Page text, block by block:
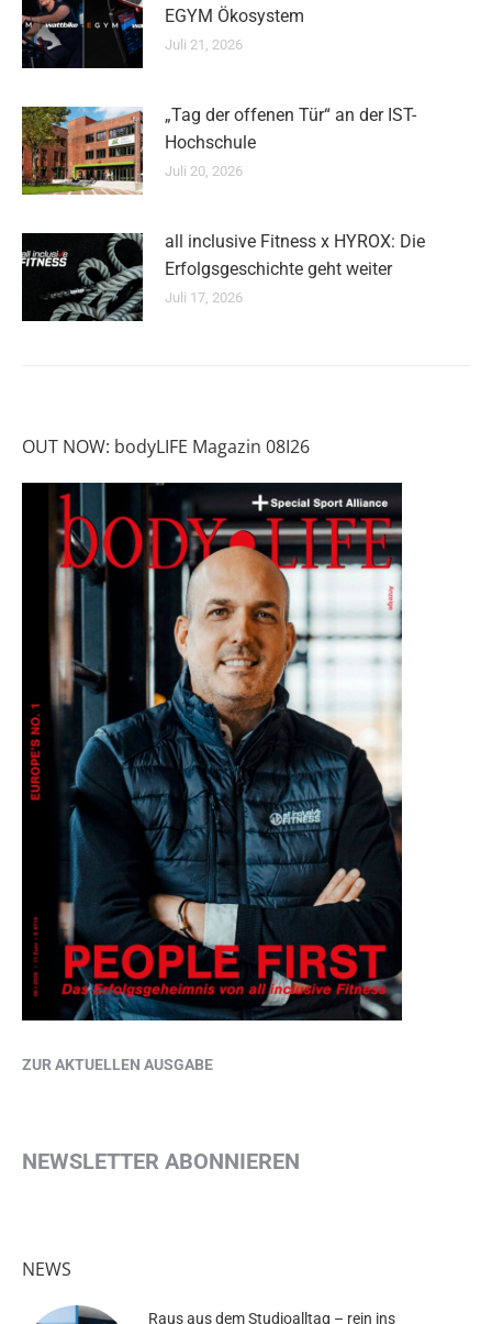
EGYM Ökosystem
Juli 21, 2026
„Tag der offenen Tür“ an der IST-
Hochschule
Juli 20, 2026
all inclusive Fitness x HYROX: Die
Erfolgsgeschichte geht weiter
Juli 17, 2026
OUT NOW: bodyLIFE Magazin 08I26
ZUR AKTUELLEN AUSGABE
NEWSLETTER ABONNIEREN
NEWS
Raus aus dem Studioalltag – rein ins